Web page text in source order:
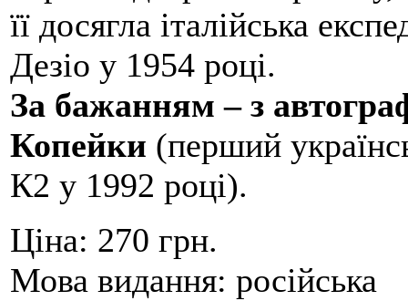
її досягла італійська
Дезіо у 1954 році.
За бажанням – з
Копейки (перший
К2 у 1992 році).
Ціна: 270 грн.
Мова видання: російська